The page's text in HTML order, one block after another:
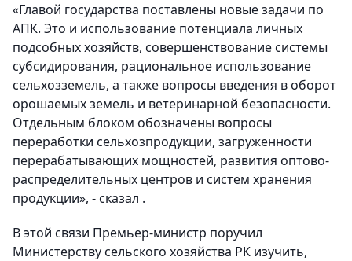
«Главой государства поставлены новые задачи по
АПК. Это и использование потенциала личных
подсобных хозяйств, совершенствование системы
субсидирования, рациональное использование
сельхозземель, а также вопросы введения в оборот
орошаемых земель и ветеринарной безопасности.
Отдельным блоком обозначены вопросы
переработки сельхозпродукции, загруженности
перерабатывающих мощностей, развития оптово-
распределительных центров и систем хранения
продукции», - сказал .
В этой связи Премьер-министр поручил
Министерству сельского хозяйства РК изучить,